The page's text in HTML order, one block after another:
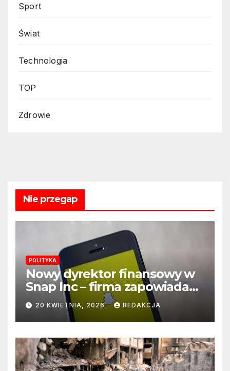
Sport
Świat
Technologia
TOP
Zdrowie
Nie przegap
POLITYKA
Nowy dyrektor finansowy w
Snap Inc – firma zapowiada
zmianę na kluczowym
stanowisku
20 KWIETNIA, 2026 REDAKCJA